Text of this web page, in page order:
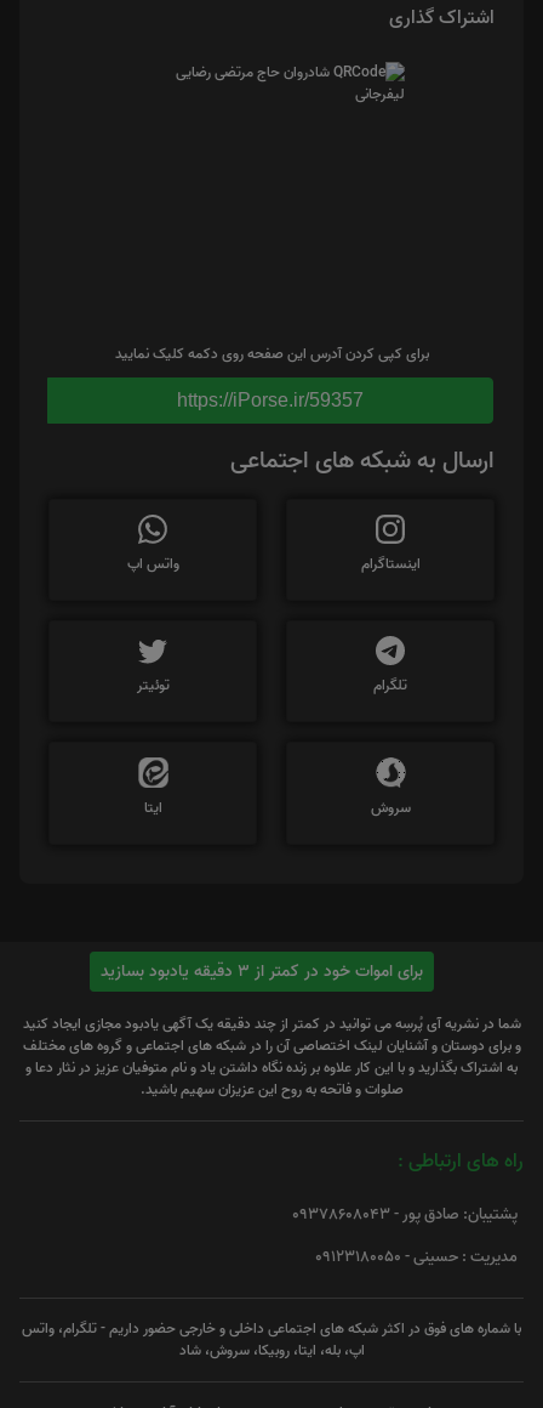
اشتراک گذاری
برای کپی کردن آدرس این صفحه روی دکمه کلیک نمایید
https://iPorse.ir/59357
ارسال به شبکه های اجتماعی
اینستاگرام واتس اپ
تلگرام توئیتر
سروش ایتا
برای اموات خود در کمتر از 3 دقیقه یادبود بسازید
شما در نشریه آی پُرسِه می توانید در کمتر از چند دقیقه یک آگهی یادبود مجازی ایجاد کنید
و برای دوستان و آشنایان لینک اختصاصی آن را در شبکه های اجتماعی و گروه های مختلف
به اشتراک بگذارید و با این کار علاوه بر زنده نگاه داشتن یاد و نام متوفیان عزیز در نثار دعا و
صلوات و فاتحه به روح این عزیزان سهیم باشید.
راه های ارتباطی :
پشتیبان: صادق پور - 09378608043
مدیریت : حسینی - 09123180050
با شماره های فوق در اکثر شبکه های اجتماعی داخلی و خارجی حضور داریم - تلگرام، واتس
اپ، بله، ایتا، روبیکا، سروش، شاد